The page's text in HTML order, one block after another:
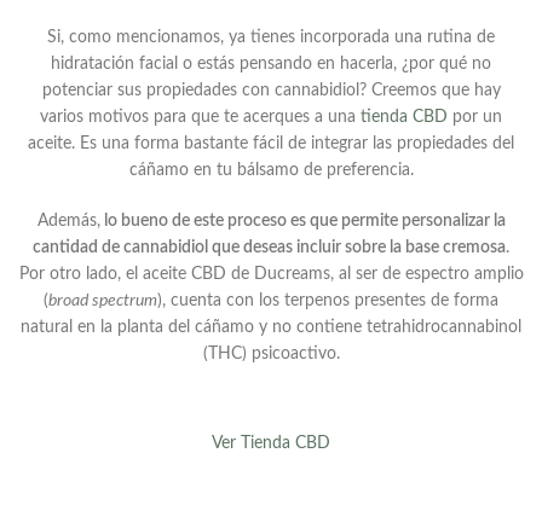
Si, como mencionamos, ya tienes incorporada una rutina de
hidratación facial o estás pensando en hacerla, ¿por qué no
potenciar sus propiedades con cannabidiol? Creemos que hay
varios motivos para que te acerques a una tienda CBD por un
aceite. Es una forma bastante fácil de integrar las propiedades del
cáñamo en tu bálsamo de preferencia.
Además,lo bueno de este proceso es que permite personalizar la
cantidad de cannabidiol que deseas incluir sobre la base cremosa.
Por otro lado, el aceite CBD de Ducreams, al ser de espectro amplio
(broad spectrum), cuenta con los terpenos presentes de forma
natural en la planta del cáñamo y no contiene tetrahidrocannabinol
(THC) psicoactivo.
Ver Tienda CBD